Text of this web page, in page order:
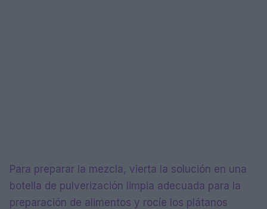
Para preparar la mezcla, vierta la solución en una
botella de pulverización limpia adecuada para la
preparación de alimentos y rocíe los plátanos